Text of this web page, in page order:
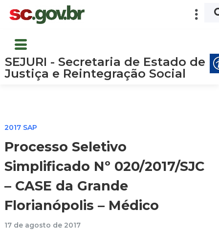
SEJURI - Secretaria de Estado de
Justiça e Reintegração Social
2017 SAP
Processo Seletivo
Simplificado Nº 020/2017/SJC
– CASE da Grande
Florianópolis – Médico
17 de agosto de 2017